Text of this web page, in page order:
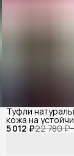
5 012 ₽22 780 ₽−
Туфли
кожа на
каблуке